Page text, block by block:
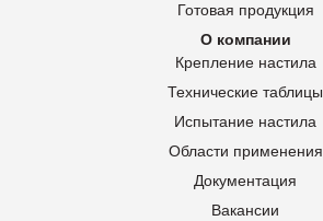
Готовая продукция
О компании
Крепление настила
Технические таблицы
Испытание настила
Области применения
Документация
Вакансии